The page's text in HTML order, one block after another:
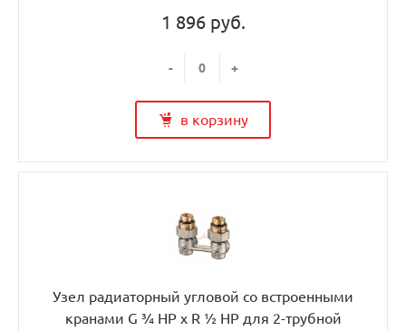
1 896 руб.
- +
в корзину
Узел радиаторный угловой со встроенными
кранами G ¾ НР x R ½ НР для 2-трубной